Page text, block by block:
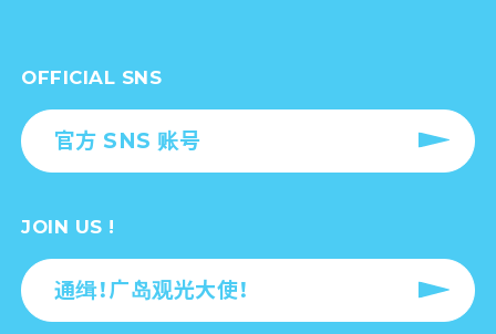
OFFICIAL SNS
官方 SNS 账号
JOIN US !
通缉！广岛观光大使！